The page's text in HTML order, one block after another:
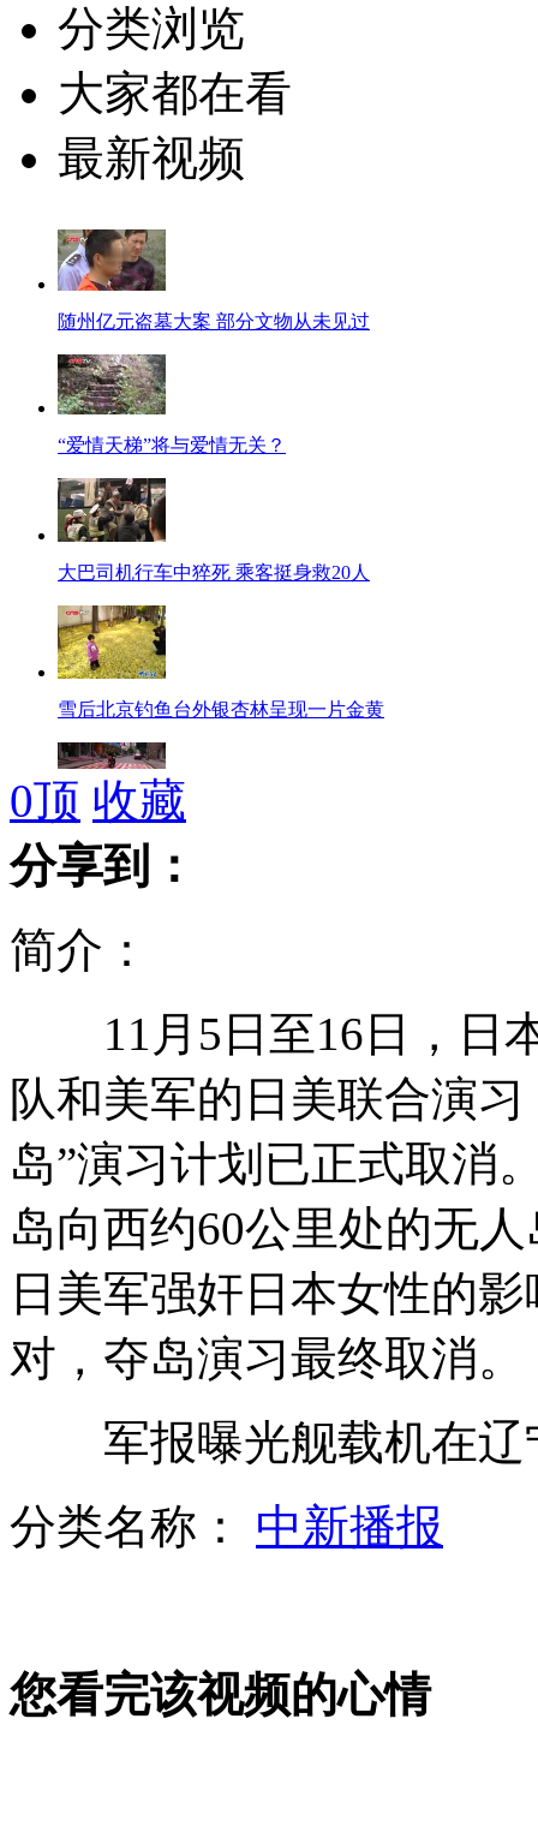
分类浏览
大家都在看
最新视频
随州亿元盗墓大案 部分文物从未见过
“爱情天梯”将与爱情无关？
大巴司机行车中猝死 乘客挺身救20人
雪后北京钓鱼台外银杏林呈现一片金黄
聂卫平吊唁陈祖德 称其亦师亦友
兰州新区山地自行车赛 选手雾中竞技
七旬老人挥鞭抽打酒驾肇事逃逸司机
吉林学者历时6年走遍中国 搜集整理东北方言
"桑迪"过后 纽约仍有90万居民遭受断电困扰
山西运城恶犬咬伤多人 警民合力深夜将其击毙
女孩北京地铁殴打老人 痛下狠手拳打脚踢
0顶 收藏
分享到：
简介：
11月5日至16日，日
队和美军的日美联合演
岛”演习计划已正式取消
岛向西约60公里处的无
日美军强奸日本女性的
对，夺岛演习最终取消。
军报曝光舰载机在辽
分类名称： 中新播报
您看完该视频的心情